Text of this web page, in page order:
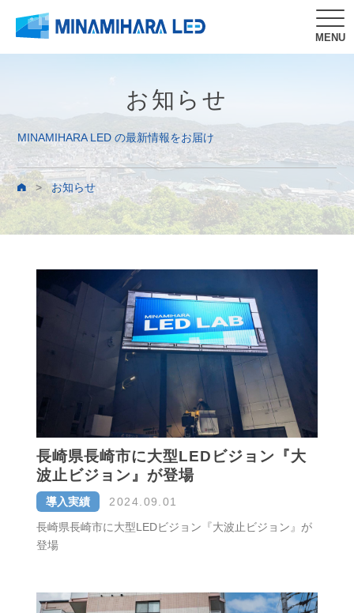
MENU
お知らせ
MINAMIHARA LED の最新情報をお届け
> お知らせ
長崎県長崎市に大型LEDビジョン『大
波止ビジョン』が登場
導入実績
2024.09.01
長崎県長崎市に大型LEDビジョン『大波止ビジョン』が
登場